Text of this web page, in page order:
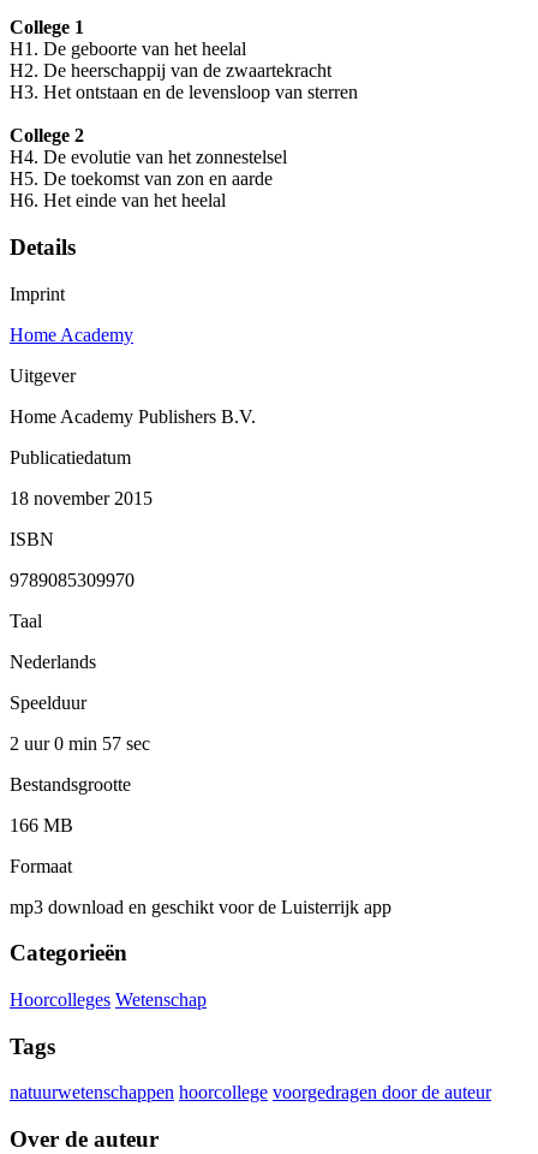
College 1
H1. De geboorte van het heelal
H2. De heerschappij van de zwaartekracht
H3. Het ontstaan en de levensloop van sterren
College 2
H4. De evolutie van het zonnestelsel
H5. De toekomst van zon en aarde
H6. Het einde van het heelal
Details
Imprint
Home Academy
Uitgever
Home Academy Publishers B.V.
Publicatiedatum
18 november 2015
ISBN
9789085309970
Taal
Nederlands
Speelduur
2 uur 0 min 57 sec
Bestandsgrootte
166 MB
Formaat
mp3 download en geschikt voor de Luisterrijk app
Categorieën
Hoorcolleges Wetenschap
Tags
natuurwetenschappen hoorcollege voorgedragen door de auteur
Over de auteur